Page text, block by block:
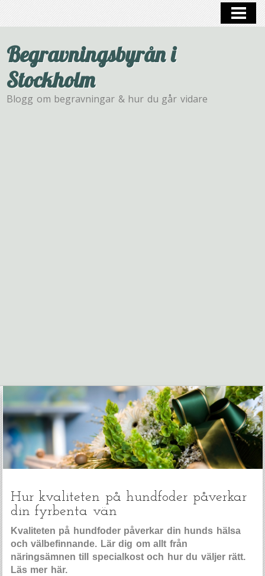
Begravningsbyrån i
Stockholm
Blogg om begravningar & hur du går vidare
Hur kvaliteten på hundfoder påverkar
din fyrbenta vän
Kvaliteten på hundfoder påverkar din hunds hälsa
och välbefinnande. Lär dig om allt från
näringsämnen till specialkost och hur du väljer rätt.
Läs mer här.